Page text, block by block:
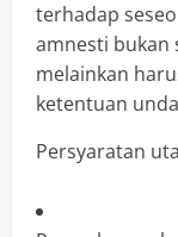
terhadap
amnesti bukan
melainkan
ketentuan
Persyaratan